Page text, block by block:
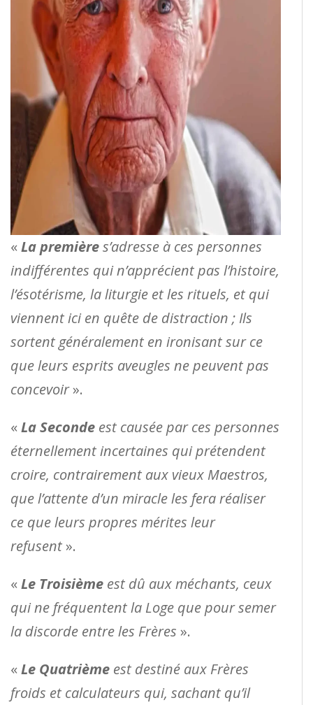
«La premières’adresse à ces personnes
indifférentes qui n’apprécient pas l’histoire,
l’ésotérisme, la liturgie et les rituels, et qui
viennent ici en quête de distraction ; Ils
sortent généralement en ironisant sur ce
que leurs esprits aveugles ne peuvent pas
concevoir».
«La Seconde est causée par ces personnes
éternellement incertaines qui prétendent
croire, contrairement aux vieux Maestros,
que l’attente d’un miracle les fera réaliser
ce que leurs propres mérites leur
refusent».
«Le Troisième est dû aux méchants, ceux
qui ne fréquentent la Loge que pour semer
la discorde entre les Frères ».
«Le Quatrième est destiné aux Frères
froids et calculateurs qui, sachant qu’il